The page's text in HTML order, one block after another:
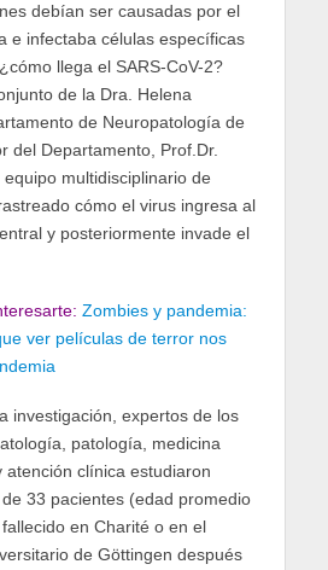
debían ser causadas por el
e infectaba células específicas
llega el SARS-CoV-2?
de la Dra. Helena
de Neuropatología de
del Departamento, Prof.Dr.
multidisciplinario de
cómo el virus ingresa al
y posteriormente invade el
Zombies y pandemia:
ver películas de terror nos
investigación, expertos de los
patología, medicina
clínica estudiaron
33 pacientes (edad promedio
en Charité o en el
de Göttingen después